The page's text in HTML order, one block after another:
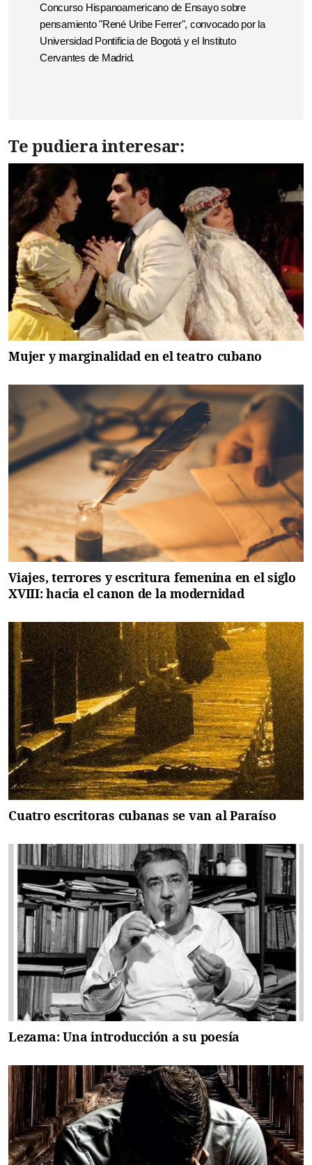
Concurso Hispanoamericano de Ensayo sobre
pensamiento "René Uribe Ferrer", convocado por la
Universidad Pontificia de Bogotá y el Instituto
Cervantes de Madrid.
Te pudiera interesar:
Mujer y marginalidad en el teatro cubano
Viajes, terrores y escritura femenina en el siglo
XVIII: hacia el canon de la modernidad
Cuatro escritoras cubanas se van al Paraíso
Lezama: Una introducción a su poesía